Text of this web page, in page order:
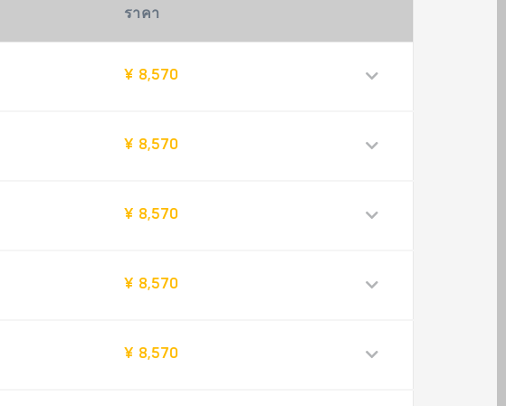
ราคา
¥ 8,570
¥ 8,570
¥ 8,570
¥ 8,570
¥ 8,570